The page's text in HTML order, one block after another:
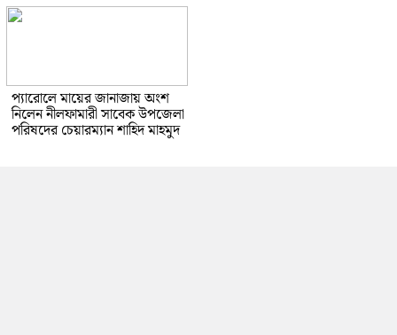
প্যারোলে মায়ের জানাজায় অংশ
নিলেন নীলফামারী সাবেক উপজেলা
পরিষদের চেয়ারম্যান শাহিদ মাহমুদ